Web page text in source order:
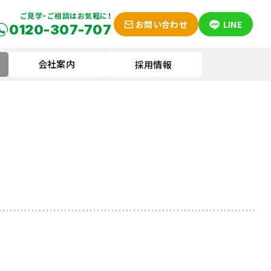
ご見学・ご相談はお気軽に！
0120-307-707 お問い合わせ LINE
会社案内 採用情報